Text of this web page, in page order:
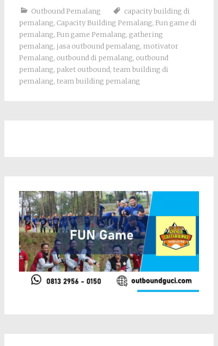
Outbound Pemalang
capacity building di
pemalang, Capacity Building Pemalang, Fun game di
pemalang, Fun game Pemalang, gathering
pemalang, jasa outbound pemalang, motivator
Pemalang, outbound di pemalang, outbound
pemalang, paket outbound, team building di
pemalang, team building pemalang